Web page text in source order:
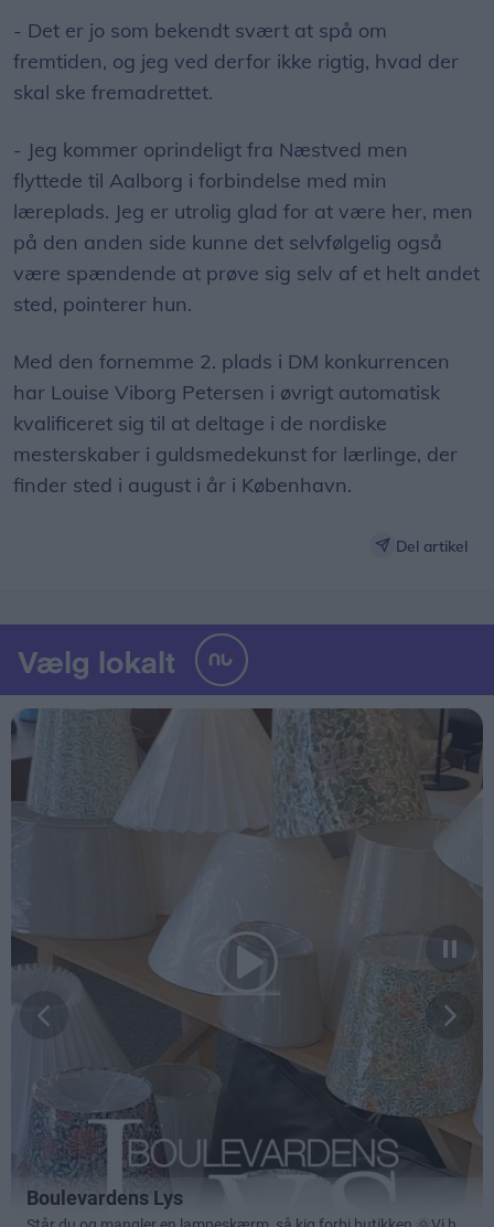
- Det er jo som bekendt svært at spå om
fremtiden, og jeg ved derfor ikke rigtig, hvad der
skal ske fremadrettet.
- Jeg kommer oprindeligt fra Næstved men
flyttede til Aalborg i forbindelse med min
læreplads. Jeg er utrolig glad for at være her, men
på den anden side kunne det selvfølgelig også
være spændende at prøve sig selv af et helt andet
sted, pointerer hun.
Med den fornemme 2. plads i DM konkurrencen
har Louise Viborg Petersen i øvrigt automatisk
kvalificeret sig til at deltage i de nordiske
mesterskaber i guldsmedekunst for lærlinge, der
finder sted i august i år i København.
Del artikel